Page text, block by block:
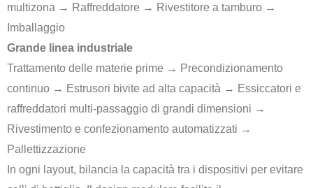
multizona → Raffreddatore → Rivestitore a tamburo →
Imballaggio
Grande linea industriale
Trattamento delle materie prime → Precondizionamento
continuo → Estrusori bivite ad alta capacità → Essiccatori e
raffreddatori multi-passaggio di grandi dimensioni →
Rivestimento e confezionamento automatizzati →
Pallettizzazione
In ogni layout, bilancia la capacità tra i dispositivi per evitare